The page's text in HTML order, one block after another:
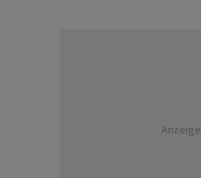
Anzeige